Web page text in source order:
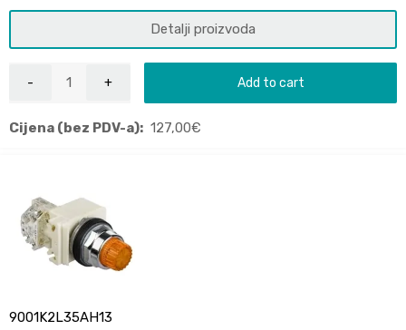
Detalji proizvoda
Add to cart
Cijena (bez PDV-a): 127,00€
9001K2L35AH13